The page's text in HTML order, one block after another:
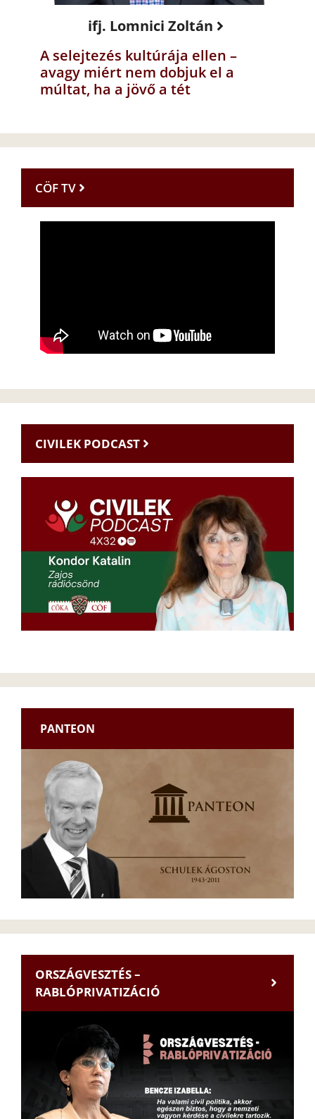
ifj. Lomnici Zoltán
A selejtezés kultúrája ellen –
avagy miért nem dobjuk el a
múltat, ha a jövő a tét
CÖF TV
CIVILEK PODCAST
PANTEON
ORSZÁGVESZTÉS –
RABLÓPRIVATIZÁCIÓ